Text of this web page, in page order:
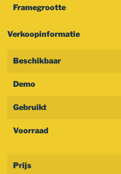
Framegrootte
Verkoopinformatie
Beschikbaar
Demo
Gebruikt
Voorraad
Prijs